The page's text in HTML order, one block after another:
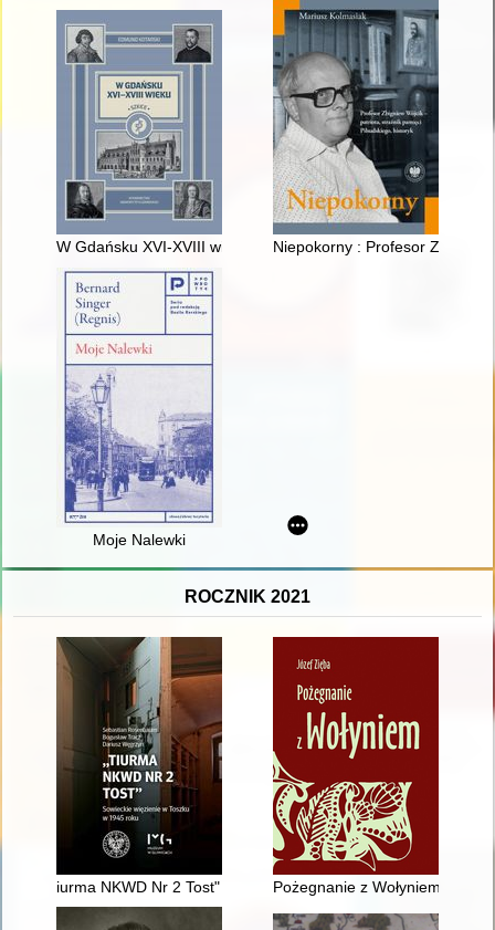
W Gdańsku XVI-XVIII wieku : szkiceNiepokorny : Profesor
Moje Nalewki
ROCZNIK 2021
iurma NKWD Nr 2 Tost" : sowieckie więzienie w Toszku w
Pożegnanie z Wołyniem